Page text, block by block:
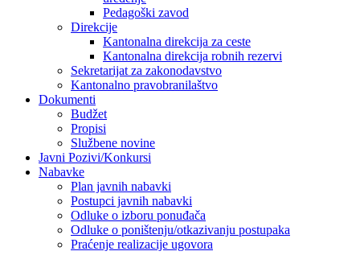
Pedagoški zavod
Direkcije
Kantonalna direkcija za ceste
Kantonalna direkcija robnih rezervi
Sekretarijat za zakonodavstvo
Kantonalno pravobranilaštvo
Dokumenti
Budžet
Propisi
Službene novine
Javni Pozivi/Konkursi
Nabavke
Plan javnih nabavki
Postupci javnih nabavki
Odluke o izboru ponuđača
Odluke o poništenju/otkazivanju postupaka
Praćenje realizacije ugovora